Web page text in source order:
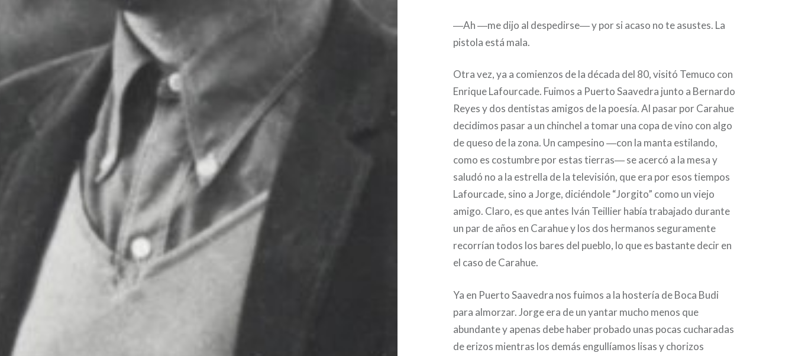
―Ah ―me dijo al despedirse― y por si acaso no te asustes. La
pistola está mala.
Otra vez, ya a comienzos de la década del 80, visitó Temuco con
Enrique Lafourcade. Fuimos a Puerto Saavedra junto a Bernardo
Reyes y dos dentistas amigos de la poesía. Al pasar por Carahue
decidimos pasar a un chinchel a tomar una copa de vino con algo
de queso de la zona. Un campesino ―con la manta estilando,
como es costumbre por estas tierras― se acercó a la mesa y
saludó no a la estrella de la televisión, que era por esos tiempos
Lafourcade, sino a Jorge, diciéndole “Jorgito” como un viejo
amigo. Claro, es que antes Iván Teillier había trabajado durante
un par de años en Carahue y los dos hermanos seguramente
recorrían todos los bares del pueblo, lo que es bastante decir en
el caso de Carahue.
Ya en Puerto Saavedra nos fuimos a la hostería de Boca Budi
para almorzar. Jorge era de un yantar mucho menos que
abundante y apenas debe haber probado unas pocas cucharadas
de erizos mientras los demás engullíamos lisas y chorizos